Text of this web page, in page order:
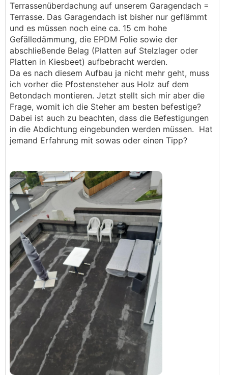
Terrassenüberdachung auf unserem Garagendach =
Terrasse. Das Garagendach ist bisher nur geflämmt
und es müssen noch eine ca. 15 cm hohe
Gefälledämmung, die EPDM Folie sowie der
abschließende Belag (Platten auf Stelzlager oder
Platten in Kiesbeet) aufbebracht werden.
Da es nach diesem Aufbau ja nicht mehr geht, muss
ich vorher die Pfostensteher aus Holz auf dem
Betondach montieren. Jetzt stellt sich mir aber die
Frage, womit ich die Steher am besten befestige?
Dabei ist auch zu beachten, dass die Befestigungen
in die Abdichtung eingebunden werden müssen. Hat
jemand Erfahrung mit sowas oder einen Tipp?